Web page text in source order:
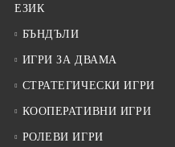
ЕЗИК
БЪНДЪЛИ
ИГРИ ЗА ДВАМА
СТРАТЕГИЧЕСКИ ИГРИ
КООПЕРАТИВНИ ИГРИ
РОЛЕВИ ИГРИ